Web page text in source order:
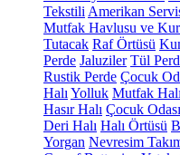
Tekstili Amerikan
Mutfak Havlusu ve
Tutacak Raf Örtüsü
Perde Jaluziler Tül
Rustik Perde Çocuk
Halı Yolluk Mutfak
Hasır Halı Çocuk
Deri Halı Halı Örtüsü
Yorgan Nevresim